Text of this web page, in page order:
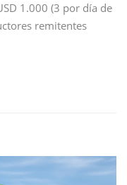
1.000 (3 por día de
remitentes